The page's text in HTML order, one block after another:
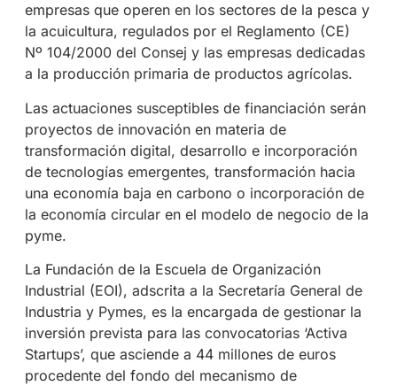
empresas que operen en los sectores de la pesca y
la acuicultura, regulados por el Reglamento (CE)
Nº 104/2000 del Consej y las empresas dedicadas
a la producción primaria de productos agrícolas.
Las actuaciones susceptibles de financiación serán
proyectos de innovación en materia de
transformación digital, desarrollo e incorporación
de tecnologías emergentes, transformación hacia
una economía baja en carbono o incorporación de
la economía circular en el modelo de negocio de la
pyme.
La Fundación de la Escuela de Organización
Industrial (EOI), adscrita a la Secretaría General de
Industria y Pymes, es la encargada de gestionar la
inversión prevista para las convocatorias ‘Activa
Startups’, que asciende a 44 millones de euros
procedente del fondo del mecanismo de